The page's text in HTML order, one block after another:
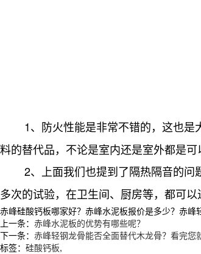
1、防火性能是非常不错的，这也
料的替代品，不论是室内还是室外都是可
2、上面我们也提到了隔热隔音的
多次的试验，在卫生间、厨房等，都可以
赤峰硅酸钙板哪家好？赤峰水泥板报价是多少？赤
上一条： 赤峰水泥板的优势有哪些呢？
下一条： 赤峰轻钢龙骨能否全面替代木龙骨？看完您
标签： 硅酸钙板,